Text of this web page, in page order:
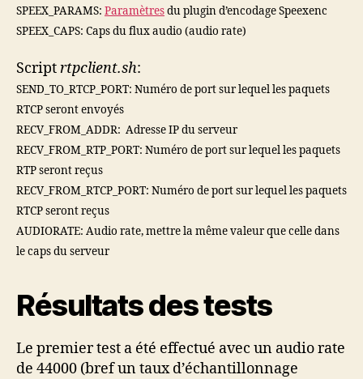
SPEEX_PARAMS: Paramètresdu plugin d’encodage Speexenc
SPEEX_CAPS: Caps du flux audio (audio rate)
Scriptrtpclient.sh:
SEND_TO_RTCP_PORT: Numéro de port sur lequel les paquets
RTCP serontenvoyés
RECV_FROM_ADDR: Adresse IP du serveur
RECV_FROM_RTP_PORT: Numéro de port sur lequel les paquets
RTP serontreçus
RECV_FROM_RTCP_PORT: Numéro de port sur lequel les paquets
RTCP seront reçus
AUDIORATE: Audio rate, mettre la même valeur que celle dans
le caps du serveur
Résultats des tests
Le premier test a été effectué avec un audio rate
de 44000 (bref un taux d’échantillonnage